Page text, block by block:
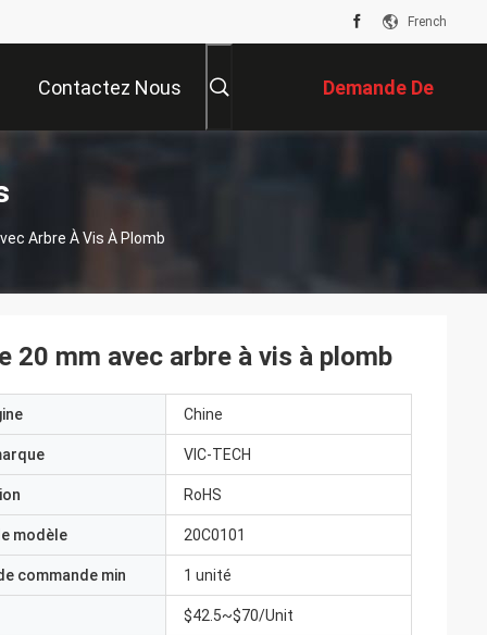
French
Contactez Nous Demande De
Soumission
Arbre À Vis À Plomb
20 mm avec arbre à vis à plomb
Chine
VIC-TECH
RoHS
modèle 20C0101
commande min 1 unité
$42.5~$70/Unit